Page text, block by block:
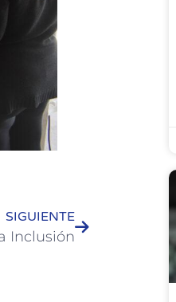
SIGUIENTE
Inclusión